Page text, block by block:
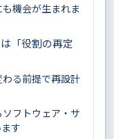
機会が生まれま
「役割の再定
る前提で再設計
フトウェア・サ
す